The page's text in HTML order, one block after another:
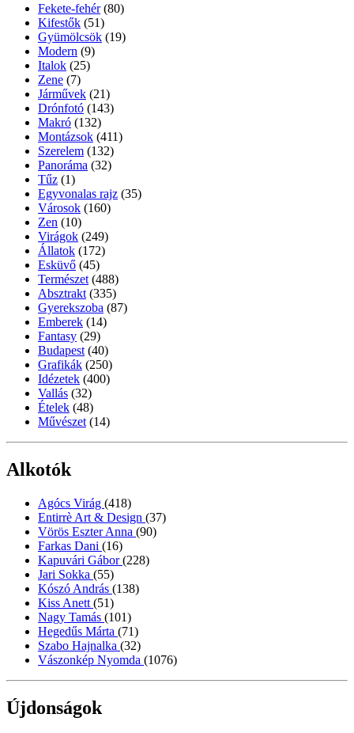
Fekete-fehér (80)
Kifestők (51)
Gyümölcsök (19)
Modern (9)
Italok (25)
Zene (7)
Járművek (21)
Drónfotó (143)
Makró (132)
Montázsok (411)
Szerelem (132)
Panoráma (32)
Tűz (1)
Egyvonalas rajz (35)
Városok (160)
Zen (10)
Virágok (249)
Állatok (172)
Esküvő (45)
Természet (488)
Absztrakt (335)
Gyerekszoba (87)
Emberek (14)
Fantasy (29)
Budapest (40)
Grafikák (250)
Idézetek (400)
Vallás (32)
Ételek (48)
Művészet (14)
Alkotók
Agócs Virág (418)
Entirrè Art & Design (37)
Vörös Eszter Anna (90)
Farkas Dani (16)
Kapuvári Gábor(228)
Jari Sokka (55)
Kószó András (138)
Kiss Anett (51)
Nagy Tamás (101)
Hegedűs Márta (71)
Szabo Hajnalka (32)
Vászonkép Nyomda (1076)
Újdonságok